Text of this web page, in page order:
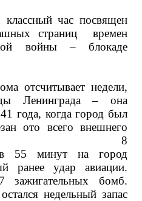
классный час посвящен
страниц времен
войны – блокаде
отсчитывает недели,
Ленинграда – она
года, когда город был
ото всего внешнего
8
55 минут на город
ранее удар авиации.
бомб.
недельный запас